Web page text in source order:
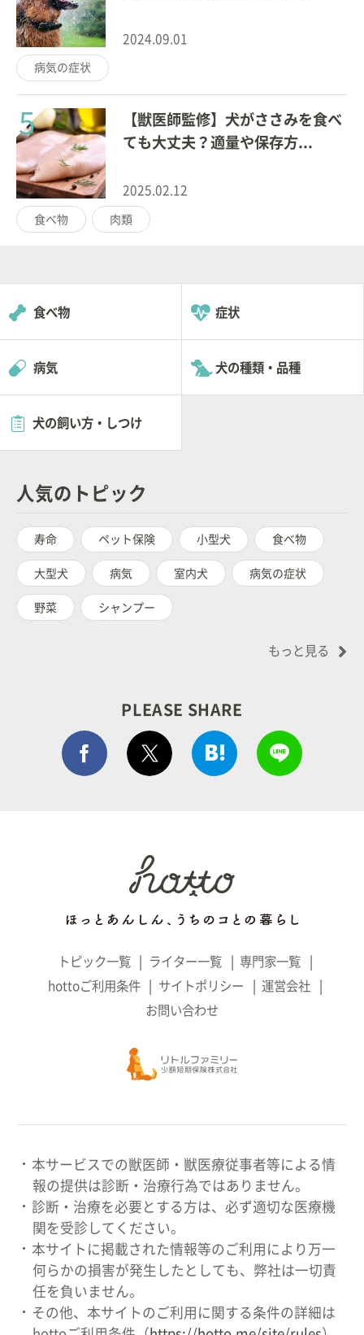
2024.09.01
病気の症状
5
【獣医師監修】犬がささみを食べ
ても大丈夫？適量や保存方...
2025.02.12
食べ物 肉類
食べ物 症状
病気 犬の種類・品種
犬の飼い方・しつけ
人気のトピック
寿命 ペット保険 小型犬 食べ物
大型犬 病気 室内犬 病気の症状
野菜 シャンプー
もっと見る
PLEASE SHARE
Facebook シェア はてぶでシェア
トピック一覧 ライター一覧
専門家一覧
hottoご利用条件
サイトポリシー
運営会社
お問い合わせ
本サービスでの獣医師・獣医療従事者等による情
報の提供は診断・治療行為ではありません。
診断・治療を必要とする方は、必ず適切な医療機
関を受診してください。
本サイトに掲載された情報等のご利用により万一
何らかの損害が発生したとしても、弊社は一切責
任を負いません。
その他、本サイトのご利用に関する条件の詳細は